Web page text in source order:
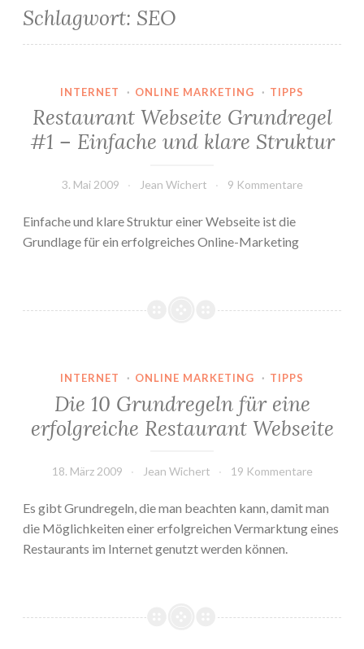
Schlagwort: SEO
INTERNET · ONLINE MARKETING · TIPPS
Restaurant Webseite Grundregel
#1 – Einfache und klare Struktur
3. Mai 2009 Jean Wichert 9 Kommentare
Einfache und klare Struktur einer Webseite ist die
Grundlage für ein erfolgreiches Online-Marketing
INTERNET · ONLINE MARKETING · TIPPS
Die 10 Grundregeln für eine
erfolgreiche Restaurant Webseite
18. März 2009 Jean Wichert 19 Kommentare
Es gibt Grundregeln, die man beachten kann, damit man
die Möglichkeiten einer erfolgreichen Vermarktung eines
Restaurants im Internet genutzt werden können.